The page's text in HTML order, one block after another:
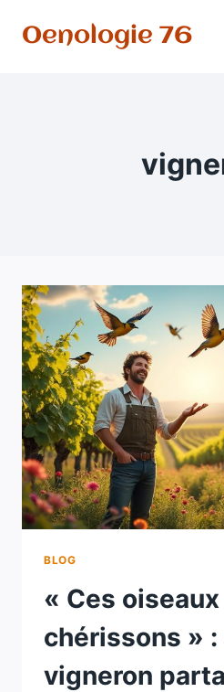
Oenologie 76
BLOG
« Ces
chérissons » :
vigneron